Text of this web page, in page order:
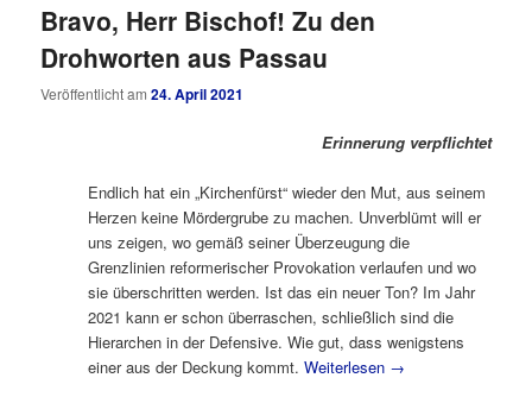
Bravo, Herr Bischof! Zu den
Drohworten aus Passau
Veröffentlicht am24. April 2021
Erinnerung verpflichtet
Endlich hat ein „Kirchenfürst“ wieder den Mut, aus seinem
Herzen keine Mördergrube zu machen. Unverblümt will er
uns zeigen, wo gemäß seiner Überzeugung die
Grenzlinien reformerischer Provokation verlaufen und wo
sie überschritten werden. Ist das ein neuer Ton? Im Jahr
2021 kann er schon überraschen, schließlich sind die
Hierarchen in der Defensive. Wie gut, dass wenigstens
einer aus der Deckung kommt.Weiterlesen →